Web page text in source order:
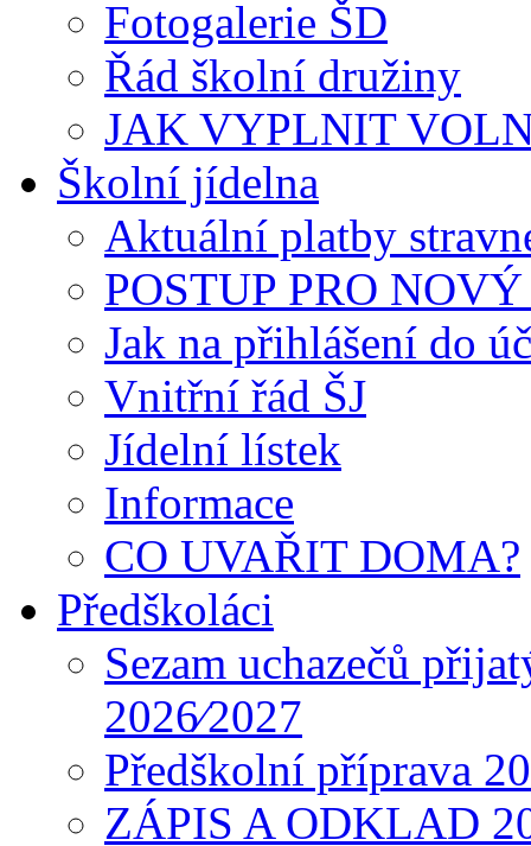
Fotogalerie ŠD
Řád školní družiny
JAK VYPLNIT
Školní jídelna
Aktuální platby
POSTUP PRO
Jak na přihlášení do
Vnitřní řád ŠJ
Jídelní lístek
Informace
CO UVAŘIT DOMA?
Předškoláci
Sezam uchazečů
2026⁄2027
Předškolní příprava
ZÁPIS A ODKLAD